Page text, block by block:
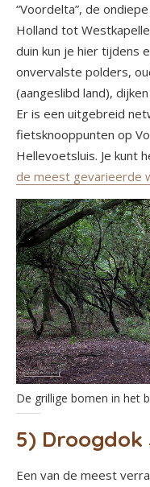
“Voordelta”, de
Holland tot
duin kun je hier tijdens
onvervalste polders,
(aangeslibd land),
Er is een uitgebreid
fietsknooppunten op
Hellevoetsluis. Je kunt
de meest gevarieerde
De grillige bomen in het
5) Droogdok
Een van de meest